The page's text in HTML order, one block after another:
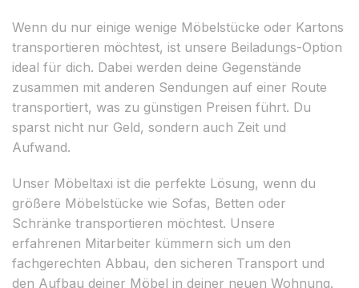
Wenn du nur einige wenige Möbelstücke oder Kartons
transportieren möchtest, ist unsere Beiladungs-Option
ideal für dich. Dabei werden deine Gegenstände
zusammen mit anderen Sendungen auf einer Route
transportiert, was zu günstigen Preisen führt. Du
sparst nicht nur Geld, sondern auch Zeit und
Aufwand.
Unser Möbeltaxi ist die perfekte Lösung, wenn du
größere Möbelstücke wie Sofas, Betten oder
Schränke transportieren möchtest. Unsere
erfahrenen Mitarbeiter kümmern sich um den
fachgerechten Abbau, den sicheren Transport und
den Aufbau deiner Möbel in deiner neuen Wohnung.